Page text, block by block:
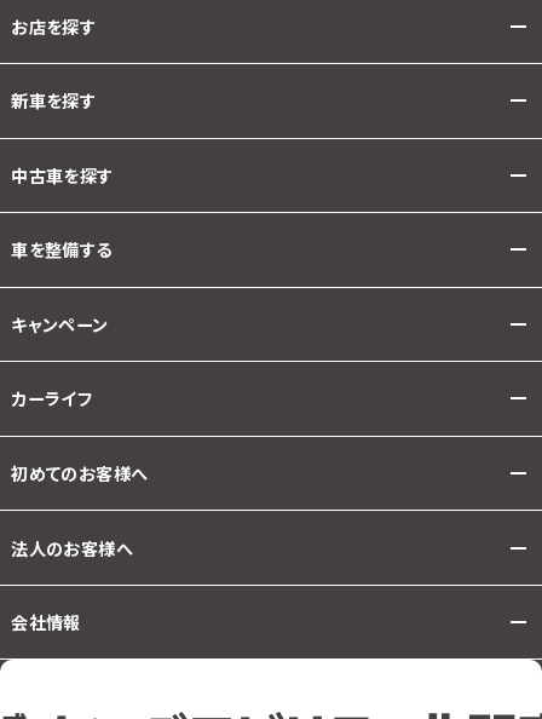
お店を探す
新車を探す
中古車を探す
車を整備する
キャンペーン
カーライフ
初めてのお客様へ
法人のお客様へ
会社情報